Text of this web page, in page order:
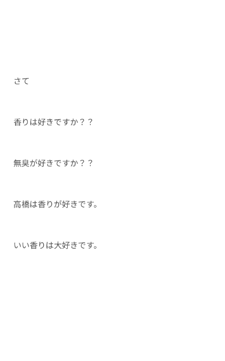
さて
香りは好きですか？？
無臭が好きですか？？
高橋は香りが好きです。
いい香りは大好きです。